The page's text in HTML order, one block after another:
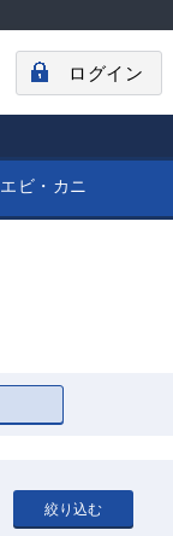
ログイン
エビ・カニ